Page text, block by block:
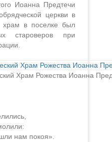
Иоанна Предтечи
церкви в
храм в поселке был
староверов при
Храм Рожества Иоанна
нам покоя».